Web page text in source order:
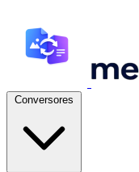
Conversores